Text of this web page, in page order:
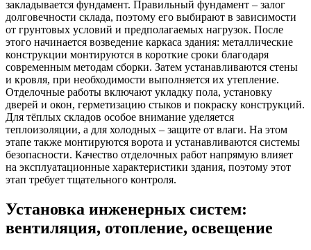
закладывается фундамент. Правильный фундамент – залог
долговечности склада, поэтому его выбирают в зависимости
от грунтовых условий и предполагаемых нагрузок. После
этого начинается возведение каркаса здания: металлические
конструкции монтируются в короткие сроки благодаря
современным методам сборки. Затем устанавливаются стены
и кровля, при необходимости выполняется их утепление.
Отделочные работы включают укладку пола, установку
дверей и окон, герметизацию стыков и покраску конструкций.
Для тёплых складов особое внимание уделяется
теплоизоляции, а для холодных – защите от влаги. На этом
этапе также монтируются ворота и устанавливаются системы
безопасности. Качество отделочных работ напрямую влияет
на эксплуатационные характеристики здания, поэтому этот
этап требует тщательного контроля.
Установка инженерных систем:
вентиляция, отопление, освещение